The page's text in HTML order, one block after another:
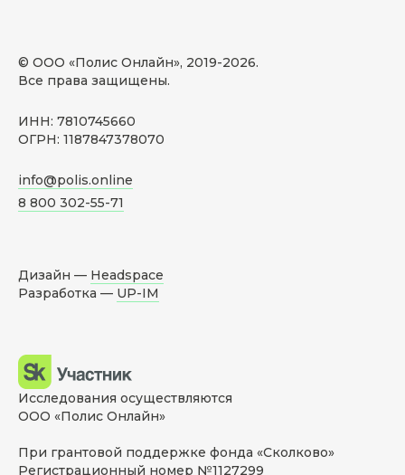
© ООО «Полис Онлайн», 2019-2026.
Все права защищены.
ИНН: 7810745660
ОГРН: 1187847378070
info@polis.online
8 800 302-55-71
Дизайн — Headspace
Разработка — UP-IM
Исследования осуществляются
ООО «Полис Онлайн»
При грантовой поддержке фонда «Сколково»
Регистрационный номер №1127299